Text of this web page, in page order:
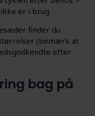
er i brug.
finder du
(bemærk at
efter
bag på